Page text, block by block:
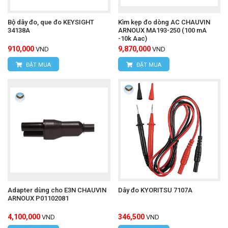
Lợi ích:
Giúp thực hiện các phép đo điện một cách an toàn
và chính xác.
Tăng cường hiệu quả công việc.
Dễ dàng sử dụng và bảo quản.
dây đo Fluke TL71 cao cấp FLUKE
TL-71chính hãng, quý khách hãy liên hệ trực tiếp
CÔNG TY TNHH THIẾT BỊ VÀ CÔNG NGHỆ
HÙNG NGUYÊN TECH - HÀ NỘI
Địa chỉ:
Số 15, ngõ 85 Tân Xuân, P.Xuân Đỉnh,
Bộ dây đo, que đo KEYSIGHT
34138A
910,000 VND
ĐẶT MUA
Kìm kẹp đo dòng AC CHAUVIN
ARNOUX MA193-250 (100 mA
-10k Aac)
9,870,000 VND
ĐẶT MUA
Adapter dùng cho E3N CHAUVIN
ARNOUX P01102081
4,100,000 VND
Dây đo KYORITSU 7107A
346,500 VND